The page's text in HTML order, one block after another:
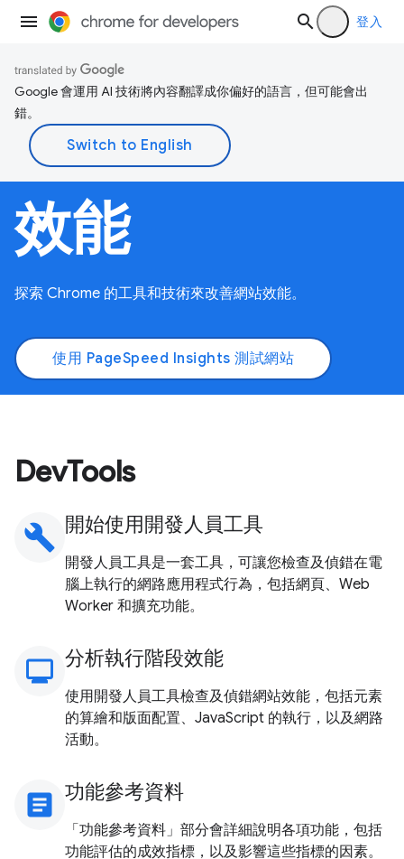
登入
Google 會運用 AI 技術將內容翻譯成你偏好的語言，但可能會出
錯。
效能
探索 Chrome 的工具和技術來改善網站效能。
使用 PageSpeed Insights 測試網站
DevTools
build 開始使用開發人員工具
開發人員工具是一套工具，可讓您檢查及偵錯在電
腦上執行的網路應用程式行為，包括網頁、Web
Worker 和擴充功能。
monitoring
分析執行階段效能
使用開發人員工具檢查及偵錯網站效能，包括元素
的算繪和版面配置、JavaScript 的執行，以及網路
活動。
article 功能參考資料
「功能參考資料」部分會詳細說明各項功能，包括
功能評估的成效指標，以及影響這些指標的因素。